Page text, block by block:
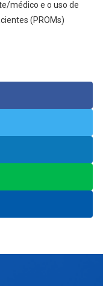
médico e o uso de
(PROMs)